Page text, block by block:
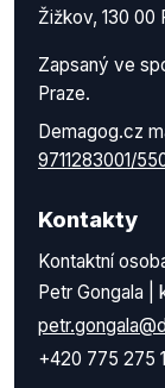
Žižkov, 130 00
Zapsaný ve
Praze.
Demagog.cz
9711283001/
Kontakty
Kontaktní
Petr Gongala |
+420 775 275